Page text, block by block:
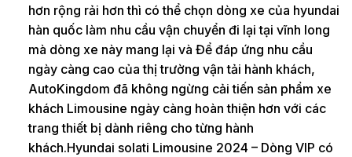
hơn rộng rải hơn thì có thể chọn dòng xe của hyundai
hàn quốc làm nhu cầu vận chuyển đi lại tại vĩnh long
mà dòng xe này mang lại và Để đáp ứng nhu cầu
ngày càng cao của thị trường vận tải hành khách,
AutoKingdom đã không ngừng cải tiến sản phẩm xe
khách Limousine ngày càng hoàn thiện hơn với các
trang thiết bị dành riêng cho từng hành
khách.Hyundai solati Limousine 2024 – Dòng VIP có